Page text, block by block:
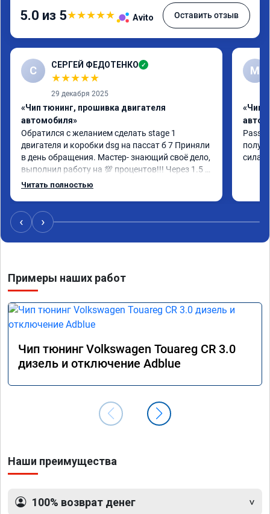
5.0 из 5★★★★★ Avito Оставить отзыв
С СЕРГЕЙ ФЕДОТЕНКО ✓
★★★★★
29 декабря 2025
«Чип тюнинг, прошивка двигателя
автомобиля»
Обратился с желанием сделать stage 1
двигателя и коробки dsg на пассат б 7 Приняли
в день обращения. Мастер- знающий своё дело,
выполнил работу на 💯 процентов!!! Через 1.5
часа (время на прошивку) машину не узнать!!!
Читать полностью
M
«Чип
сила,
‹ ›
Примеры наших работ
Чип тюнинг Volkswagen Touareg CR 3.0
дизель и отключение Adblue
Наши преимущества
100% возврат денег